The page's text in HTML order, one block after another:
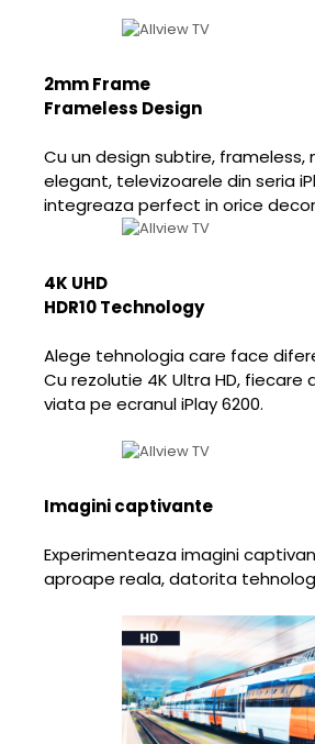
2mm Frame
Frameless Design
Cu un design subtire, frameless,
elegant, televizoarele din seria
integreaza perfect in orice
4K UHD
HDR10 Technology
Alege tehnologia care face
Cu rezolutie 4K Ultra HD, fiecare
viata pe ecranul iPlay 6200.
Imagini captivante
Experimenteaza imagini
aproape reala, datorita